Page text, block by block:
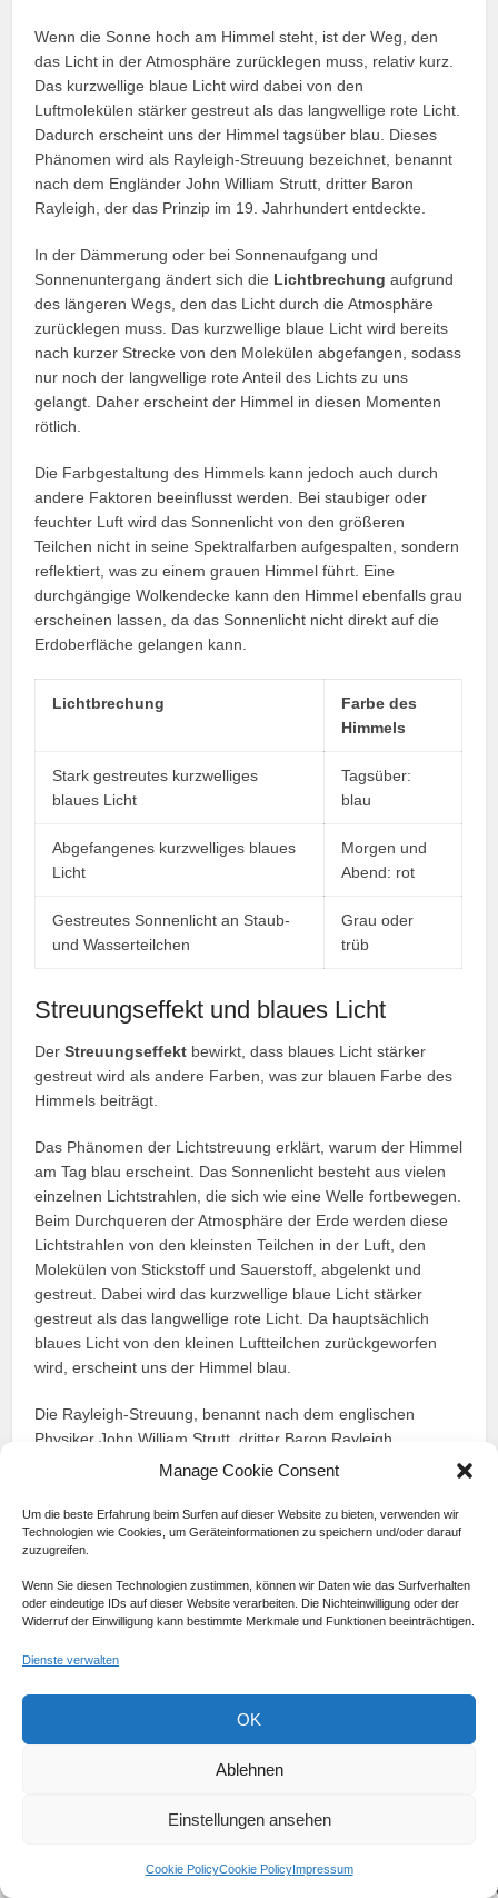
Manage Cookie Consent
Um die beste Erfahrung beim Surfen auf dieser Website zu bieten, verwenden wir
Technologien wie Cookies, um Geräteinformationen zu speichern und/oder darauf
zuzugreifen.
Wenn Sie diesen Technologien zustimmen, können wir Daten wie das Surfverhalten
oder eindeutige IDs auf dieser Website verarbeiten. Die Nichteinwilligung oder der
Widerruf der Einwilligung kann bestimmte Merkmale und Funktionen beeinträchtigen.
Dienste verwalten
OK
Ablehnen
Einstellungen ansehen
Cookie PolicyCookie PolicyImpressum
Wenn die Sonne hoch am Himmel steht, ist der Weg, den
das Licht in der Atmosphäre zurücklegen muss, relativ kurz.
Das kurzwellige blaue Licht wird dabei von den
Luftmolekülen stärker gestreut als das langwellige rote Licht.
Dadurch erscheint uns der Himmel tagsüber blau. Dieses
Phänomen wird als Rayleigh-Streuung bezeichnet, benannt
nach dem Engländer John William Strutt, dritter Baron
Rayleigh, der das Prinzip im 19. Jahrhundert entdeckte.
In der Dämmerung oder bei Sonnenaufgang und
Sonnenuntergang ändert sich die Lichtbrechung aufgrund
des längeren Wegs, den das Licht durch die Atmosphäre
zurücklegen muss. Das kurzwellige blaue Licht wird bereits
nach kurzer Strecke von den Molekülen abgefangen, sodass
nur noch der langwellige rote Anteil des Lichts zu uns
gelangt. Daher erscheint der Himmel in diesen Momenten
rötlich.
Die Farbgestaltung des Himmels kann jedoch auch durch
andere Faktoren beeinflusst werden. Bei staubiger oder
feuchter Luft wird das Sonnenlicht von den größeren
Teilchen nicht in seine Spektralfarben aufgespalten, sondern
reflektiert, was zu einem grauen Himmel führt. Eine
durchgängige Wolkendecke kann den Himmel ebenfalls grau
erscheinen lassen, da das Sonnenlicht nicht direkt auf die
Erdoberfläche gelangen kann.
Lichtbrechung
Farbe des
Himmels
Stark gestreutes kurzwelliges
blaues Licht
Tagsüber:
blau
Abgefangenes kurzwelliges blaues
Licht
Morgen und
Abend: rot
Gestreutes Sonnenlicht an Staub-
und Wasserteilchen
Grau oder
trüb
Streuungseffekt und blaues Licht
DerStreuungseffekt bewirkt, dass blaues Licht stärker
gestreut wird als andere Farben, was zur blauen Farbe des
Himmels beiträgt.
Das Phänomen der Lichtstreuung erklärt, warum der Himmel
am Tag blau erscheint. Das Sonnenlicht besteht aus vielen
einzelnen Lichtstrahlen, die sich wie eine Welle fortbewegen.
Beim Durchqueren der Atmosphäre der Erde werden diese
Lichtstrahlen von den kleinsten Teilchen in der Luft, den
Molekülen von Stickstoff und Sauerstoff, abgelenkt und
gestreut. Dabei wird das kurzwellige blaue Licht stärker
gestreut als das langwellige rote Licht. Da hauptsächlich
blaues Licht von den kleinen Luftteilchen zurückgeworfen
wird, erscheint uns der Himmel blau.
Die Rayleigh-Streuung, benannt nach dem englischen
Physiker John William Strutt, dritter Baron Rayleigh,
beschreibt dieses Phänomen. Sie gilt nicht nur für
elektromagnetischer Strahlung und Teilchen, die kleiner als
die Wellenlänge dieser Strahlung sind. Die Stärke der
Streuung ist umgekehrt proportional zur vierten Potenz der
Wellenlänge der Strahlung.
und blaues
Licht
Das kurzwellige
Der Himmel erscheint
uns blau, weil
Licht gestreut und
Atmosphärenpartikeln
Die Farbe des
ihrer